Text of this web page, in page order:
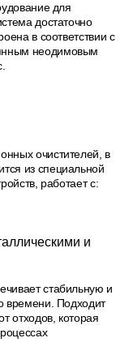
для
достаточно
в соответствии с
неодимовым
очистителей, в
из специальной
работает с:
и
стабильную и
времени. Подходит
отходов, которая